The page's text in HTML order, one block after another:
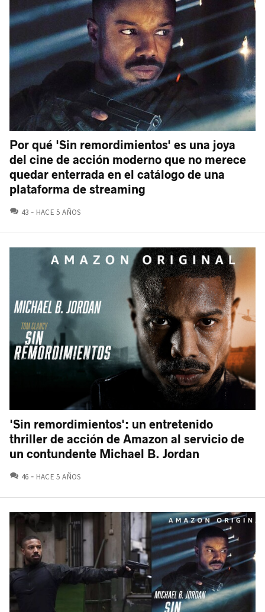
Por qué 'Sin remordimientos' es una joya
del cine de acción moderno que no merece
quedar enterrada en el catálogo de una
plataforma de streaming
43 COMENTARIOS
HACE 5 AÑOS
'Sin remordimientos': un entretenido
thriller de acción de Amazon al servicio de
un contundente Michael B. Jordan
46 COMENTARIOS
HACE 5 AÑOS